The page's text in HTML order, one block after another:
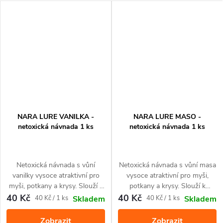
NARA LURE VANILKA -
netoxická návnada 1 ks
Netoxická návnada s vůní
vanilky vysoce atraktivní pro
myši, potkany a krysy. Slouží k
přilákání do pastí a monitoringu
jejich výskytu. Díky tvaru skvěle
padne do pastí pro potkany a
40 Kč Měrná
cena:
40 Kč / 1 ks Skladem
NARA LURE MASO -
netoxická návnada 1 ks
Netoxická návnada s vůní masa
vysoce atraktivní pro myši,
potkany a krysy. Slouží k
přilákání do pastí a monitoringu
jejich výskytu. Díky tvaru skvěle
padne do pastí pro potkany a
40 Kč Měrná
cena:
40 Kč / 1 ks Skladem